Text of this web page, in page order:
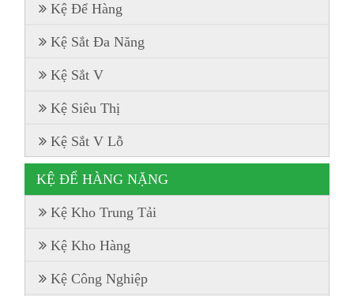
Kệ Để Hàng
Kệ Sắt Đa Năng
Kệ Sắt V
Kệ Siêu Thị
Kệ Sắt V Lỗ
KỆ ĐỂ HÀNG NẶNG
Kệ Kho Trung Tải
Kệ Kho Hàng
Kệ Công Nghiệp